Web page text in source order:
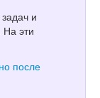
и
эти
после